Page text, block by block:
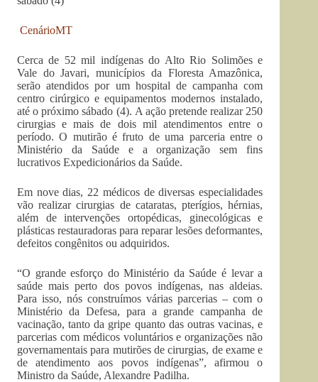
CenárioMT
Cerca de 52 mil indígenas do Alto Rio Solimões e
Vale do Javari, municípios da Floresta Amazônica,
serão atendidos por um hospital de campanha com
centro cirúrgico e equipamentos modernos instalado,
até o próximo sábado (4). A ação pretende realizar 250
cirurgias e mais de dois mil atendimentos entre o
período. O mutirão é fruto de uma parceria entre o
Ministério da Saúde e a organização sem fins
lucrativos Expedicionários da Saúde.
Em nove dias, 22 médicos de diversas especialidades
vão realizar cirurgias de cataratas, pterígios, hérnias,
além de intervenções ortopédicas, ginecológicas e
plásticas restauradoras para reparar lesões deformantes,
defeitos congênitos ou adquiridos.
“O grande esforço do Ministério da Saúde é levar a
saúde mais perto dos povos indígenas, nas aldeias.
Para isso, nós construímos várias parcerias – com o
Ministério da Defesa, para a grande campanha de
vacinação, tanto da gripe quanto das outras vacinas, e
parcerias com médicos voluntários e organizações não
governamentais para mutirões de cirurgias, de exame e
de atendimento aos povos indígenas”, afirmou o
Ministro da Saúde, Alexandre Padilha.